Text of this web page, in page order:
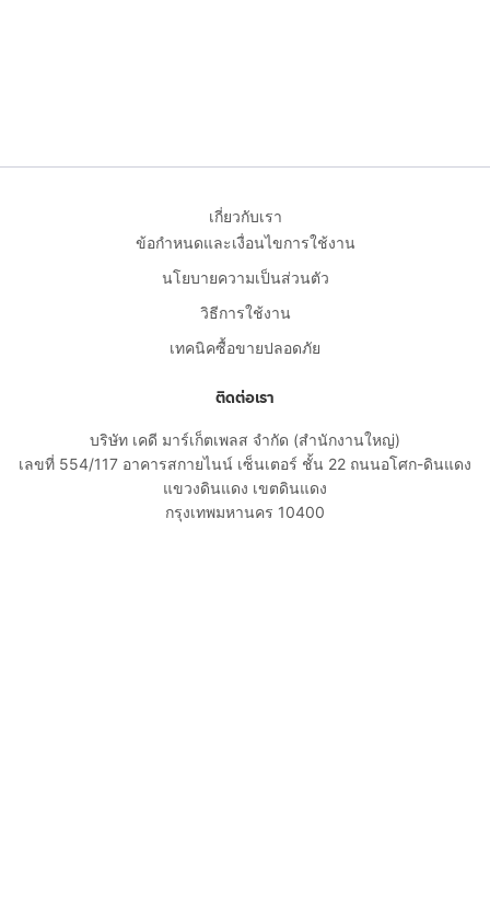
เกี่ยวกับเรา
ข้อกำหนดและเงื่อนไขการใช้งาน
นโยบายความเป็นส่วนตัว
วิธีการใช้งาน
เทคนิคซื้อขายปลอดภัย
ติดต่อเรา
บริษัท เคดี มาร์เก็ตเพลส จำกัด (สำนักงานใหญ่)
เลขที่ 554/117 อาคารสกายไนน์ เซ็นเตอร์ ชั้น 22 ถนนอโศก-ดินแดง
แขวงดินแดง เขตดินแดง
กรุงเทพมหานคร 10400